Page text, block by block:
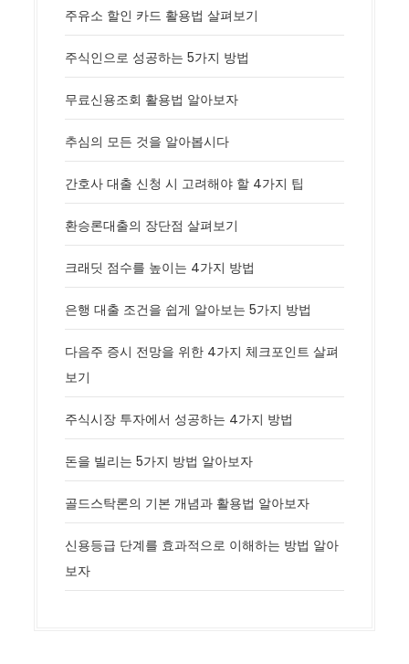
주유소 할인 카드 활용법 살펴보기
주식인으로 성공하는 5가지 방법
무료신용조회 활용법 알아보자
추심의 모든 것을 알아봅시다
간호사 대출 신청 시 고려해야 할 4가지 팁
환승론대출의 장단점 살펴보기
크래딧 점수를 높이는 4가지 방법
은행 대출 조건을 쉽게 알아보는 5가지 방법
다음주 증시 전망을 위한 4가지 체크포인트 살펴
보기
주식시장 투자에서 성공하는 4가지 방법
돈을 빌리는 5가지 방법 알아보자
골드스탁론의 기본 개념과 활용법 알아보자
신용등급 단계를 효과적으로 이해하는 방법 알아
보자